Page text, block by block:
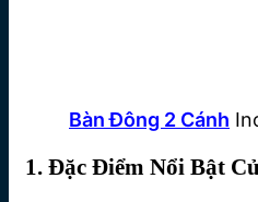
Bàn Đông 2 Cánh
1. Đặc Điểm Nổi Bật